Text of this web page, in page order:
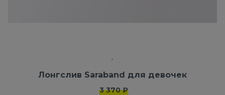
Лонгслив Saraband для девочек
3 370 ₽